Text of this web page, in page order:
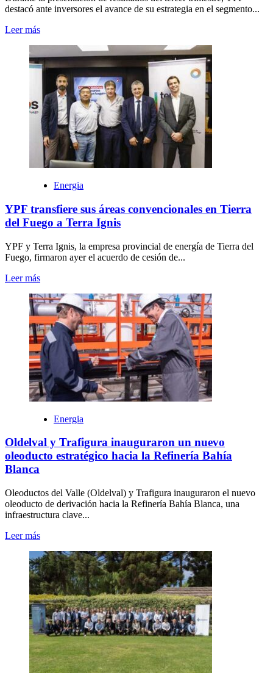
destacó ante inversores el avance de su estrategia en el segmento...
Leer más
Energia
YPF transfiere sus áreas convencionales en Tierra
del Fuego a Terra Ignis
YPF y Terra Ignis, la empresa provincial de energía de Tierra del
Fuego, firmaron ayer el acuerdo de cesión de...
Leer más
Energia
Oldelval y Trafigura inauguraron un nuevo
oleoducto estratégico hacia la Refinería Bahía
Blanca
Oleoductos del Valle (Oldelval) y Trafigura inauguraron el nuevo
oleoducto de derivación hacia la Refinería Bahía Blanca, una
infraestructura clave...
Leer más